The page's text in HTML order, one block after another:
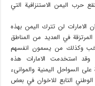
حرب اليمن الاستنزافية التي
الامارات لن تترك اليمن بهذه
في العديد من المناطق
وكذلك من يسمون انفسهم
وقد استخدمت الامارات هذه
السواحل اليمنية والموانىء
التابع للاخوان في بعض